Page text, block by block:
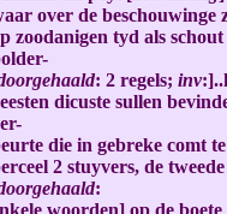
over de beschouwinge
zoodanigen tyd als schout
: 2 regels; inv
dicuste sullen
die in gebreke comt
2 stuyvers, de
:
woorden] op de